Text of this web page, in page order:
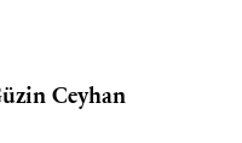
Ceyhan